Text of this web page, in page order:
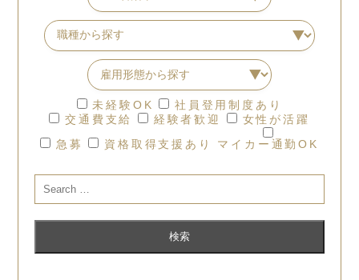
未経験OK
社員登用制度あり
交通費支給
経験者歓迎
女性が活躍
急募
資格取得支援あり マイカー通勤OK